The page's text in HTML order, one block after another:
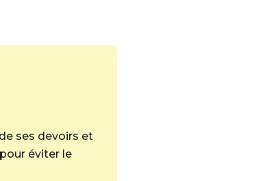
ses devoirs et
éviter le